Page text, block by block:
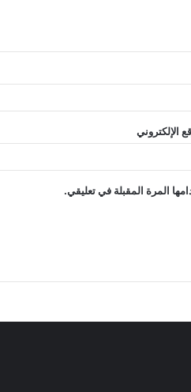
الإلكتروني
المرة المقبلة في تعليقي.